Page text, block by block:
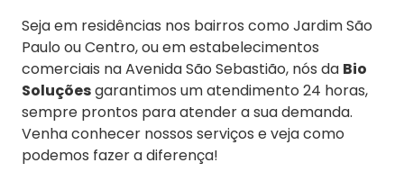
Seja em residências nos bairros como Jardim São
Paulo ou Centro, ou em estabelecimentos
comerciais na Avenida São Sebastião, nós da Bio
Soluçõesgarantimos um atendimento 24 horas,
sempre prontos para atender a sua demanda.
Venha conhecer nossos serviços e veja como
podemos fazer a diferença!